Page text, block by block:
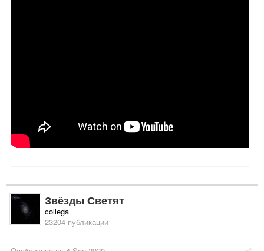
Звёзды Светят
collega
23204 публикации